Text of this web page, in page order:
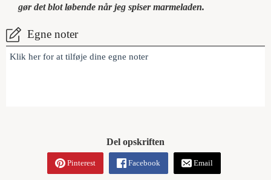
gør det blot løbende når jeg spiser marmeladen.
Egne noter
Klik her for at tilføje dine egne noter
Del opskriften
Pinterest Facebook Email